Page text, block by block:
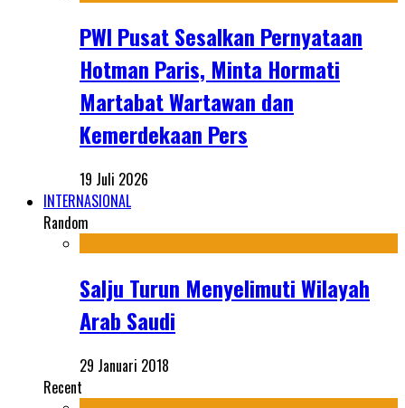
PWI Pusat Sesalkan Pernyataan
Hotman Paris, Minta Hormati
Martabat Wartawan dan
Kemerdekaan Pers
19 Juli 2026
INTERNASIONAL
Random
Salju Turun Menyelimuti Wilayah
Arab Saudi
29 Januari 2018
Recent